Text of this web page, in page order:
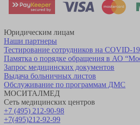
Юридическим лицам
Наши партнеры
Тестирование сотрудников на COVID-19
Памятка о порядке обращения в АО
Запрос медицинских документов
Выдача больничных листов
Обслуживание по программам ДМС
МОСИТАЛМЕД
Сеть медицинских центров
+7 (495) 212-90-98
+7(495)212-92-99